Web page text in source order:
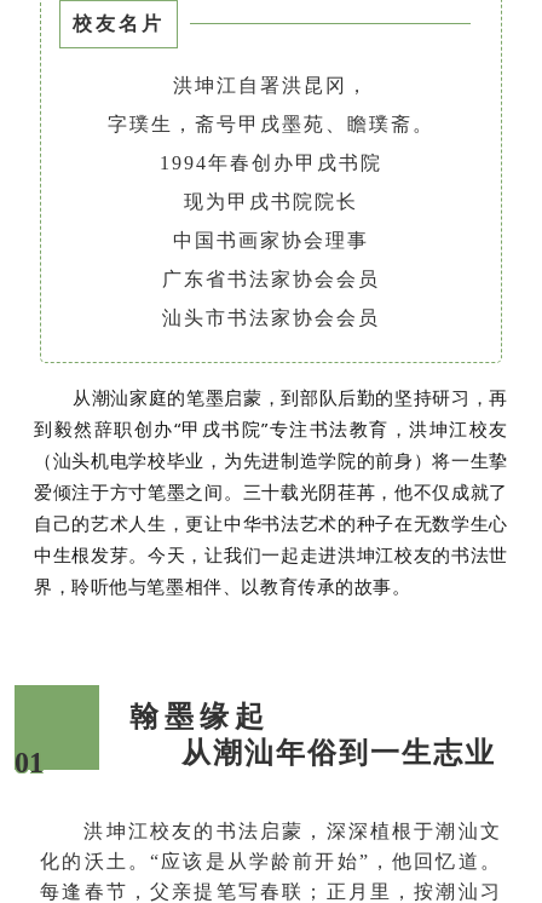
校友名片
洪坤江自署洪昆冈，
字璞生，斋号甲戌墨苑、瞻璞斋。
1994年春创办甲戌书院
现为甲戌书院院长
中国书画家协会理事
广东省书法家协会会员
汕头市书法家协会会员
从潮汕家庭的笔墨启蒙，到部队后勤的坚持研习，再
到毅然辞职创办“甲戌书院”专注书法教育，洪坤江校友
（汕头机电学校毕业，为先进制造学院的前身）将一生挚
爱倾注于方寸笔墨之间。三十载光阴荏苒，他不仅成就了
自己的艺术人生，更让中华书法艺术的种子在无数学生心
中生根发芽。今天，让我们一起走进洪坤江校友的书法世
界，聆听他与笔墨相伴、以教育传承的故事。
翰墨缘起
01
从潮汕年俗到一生志业
洪坤江校友的书法启蒙，深深植根于潮汕文
化的沃土。“应该是从学龄前开始”，他回忆道。
每逢春节，父亲提笔写春联；正月里，按潮汕习